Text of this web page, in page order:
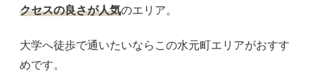
クセスの良さが人気のエリア。
大学へ徒歩で通いたいならこの水元町エリアがおすす
めです。